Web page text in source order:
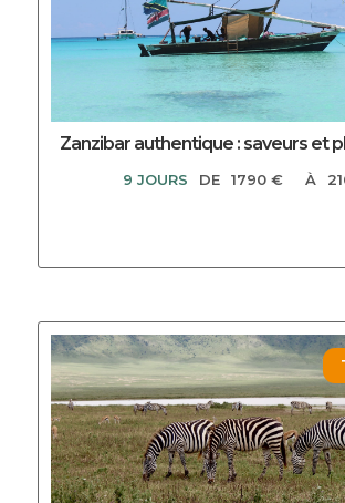
Zanzibar authentique : saveurs et
9 JOURS DE 1790 € À
DECOUVRIR CE CIRCUIT